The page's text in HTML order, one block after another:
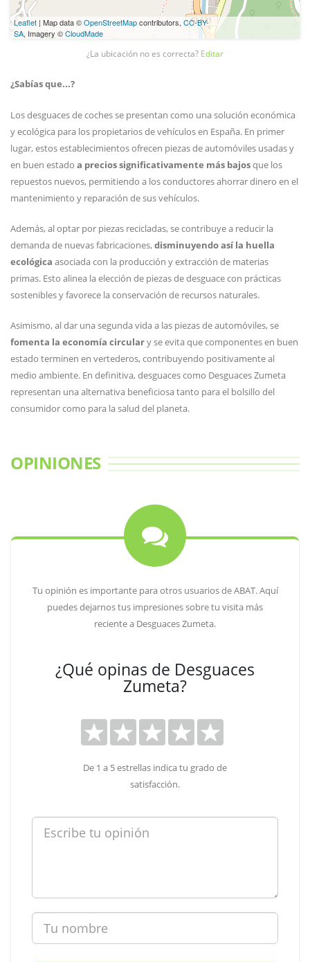
Leaflet | Map data ©OpenStreetMapcontributors, CC-BY-
SA, Imagery ©CloudMade
¿La ubicación no es correcta? Editar
¿Sabías que...?
Los desguaces de coches se presentan como una solución económica
y ecológica para los propietarios de vehículos en España. En primer
lugar, estos establecimientos ofrecen piezas de automóviles usadas y
en buen estado a precios significativamente más bajosque los
repuestos nuevos, permitiendo a los conductores ahorrar dinero en el
mantenimiento y reparación de sus vehículos.
Además, al optar por piezas recicladas, se contribuye a reducir la
demanda de nuevas fabricaciones,disminuyendo así la huella
ecológica asociada con la producción y extracción de materias
primas. Esto alinea la elección de piezas de desguace con prácticas
sostenibles y favorece la conservación de recursos naturales.
Asimismo, al dar una segunda vida a las piezas de automóviles, se
fomenta la economía circulary se evita que componentes en buen
estado terminen en vertederos, contribuyendo positivamente al
medio ambiente. En definitiva, desguaces como Desguaces Zumeta
representan una alternativa beneficiosa tanto para el bolsillo del
consumidor como para la salud del planeta.
OPINIONES
Tu opinión es importante para otros usuarios de ABAT. Aquí
puedes dejarnos tus impresiones sobre tu visita más
reciente a Desguaces Zumeta.
¿Qué opinas de Desguaces
Zumeta?
De 1 a 5 estrellas indica tu grado de
satisfacción.